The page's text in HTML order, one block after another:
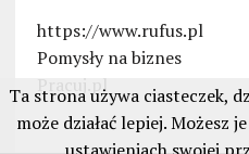
https://www.rufus.pl
Pomysły na biznes
Pracuj.pl
Ta strona używa ciasteczek,
może działać lepiej. Możesz